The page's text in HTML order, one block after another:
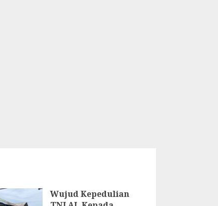
Wujud Kepedulian